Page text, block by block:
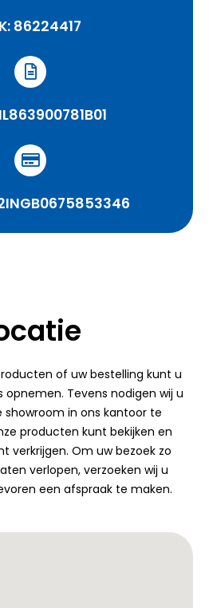
86224417
of uw bestelling kunt u
Tevens nodigen wij u
in ons kantoor te
producten kunt bekijken en
verkrijgen. Om uw bezoek zo
verlopen, verzoeken wij u
een afspraak te maken.